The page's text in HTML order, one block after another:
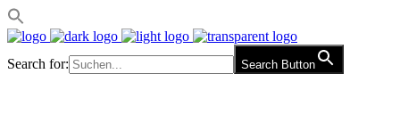
Search for: Search Button